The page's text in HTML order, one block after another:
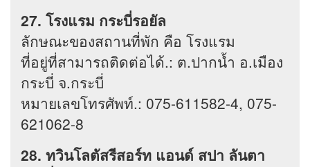
27. โรงแรม กระบี่รอยัล
ลักษณะของสถานที่พัก คือ โรงแรม
ที่อยู่ที่สามารถติดต่อได้.: ต.ปากน้ำ อ.เมือง
กระบี่ จ.กระบี่
หมายเลขโทรศัพท์.: 075-611582-4, 075-
621062-8
28. ทวินโลตัสรีสอร์ท แอนด์ สปา ลันตา